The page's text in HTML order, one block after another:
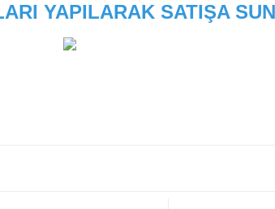
YAPILARAK SATIŞA